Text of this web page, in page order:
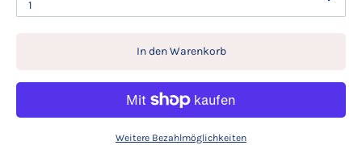
1
In den Warenkorb
Weitere Bezahlmöglichkeiten